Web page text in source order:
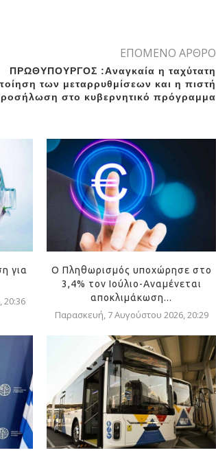
ΕΠΟΜΕΝΟ ΑΡΘΡΟ
ΠΡΩΘΥΠΟΥΡΓΟΣ :Aναγκαία η ταχύτατη
των μεταρρυθμίσεων και η πιστή
στο κυβερνητικό πρόγραμμα
για
20:36
Ο Πληθωρισμός υποχώρησε στο
3,4% τον Ιούλιο-Αναμένεται
αποκλιμάκωση...
Παρασκευή, 7 Αυγούστου 2026, 20:29